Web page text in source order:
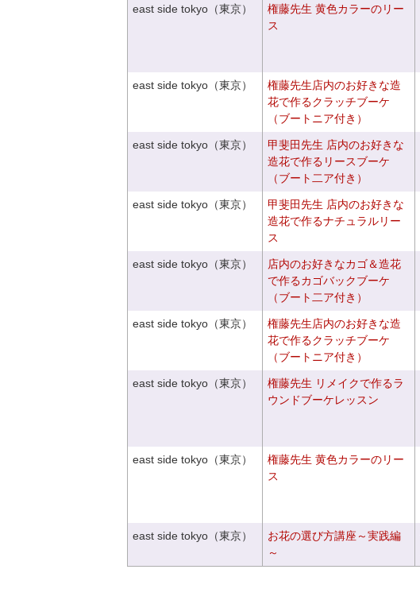
east side tokyo（東京）
権藤先生 黄色カラーのリー
ス
east side tokyo（東京）
権藤先生店内のお好きな造
花で作るクラッチブーケ
（ブートニア付き）
east side tokyo（東京）
甲斐田先生 店内のお好きな
造花で作るリースブーケ
（ブート二ア付き）
east side tokyo（東京）
甲斐田先生 店内のお好きな
造花で作るナチュラルリー
ス
east side tokyo（東京）
店内のお好きなカゴ＆造花
で作るカゴバックブーケ
（ブート二ア付き）
east side tokyo（東京）
権藤先生店内のお好きな造
花で作るクラッチブーケ
（ブートニア付き）
east side tokyo（東京）
権藤先生 リメイクで作るラ
ウンドブーケレッスン
east side tokyo（東京）
権藤先生 黄色カラーのリー
ス
east side tokyo（東京）
お花の選び方講座～実践編
～